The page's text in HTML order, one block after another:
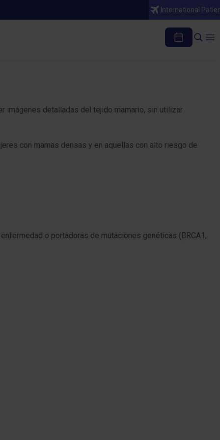
International
imágenes detalladas del tejido mamario, sin utilizar
con mamas densas y en aquellas con alto riesgo de
o portadoras de mutaciones genéticas (BRCA1,